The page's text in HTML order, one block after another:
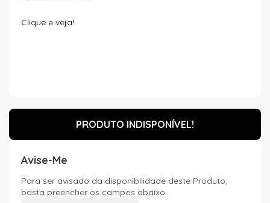
Clique e veja!
PRODUTO INDISPONÍVEL!
Avise-Me
Para ser avisado da disponibilidade deste Produto,
basta preencher os campos abaixo.